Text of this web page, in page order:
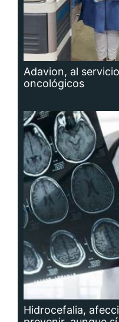
Adavion, al
oncológicos
Hidrocefalia,